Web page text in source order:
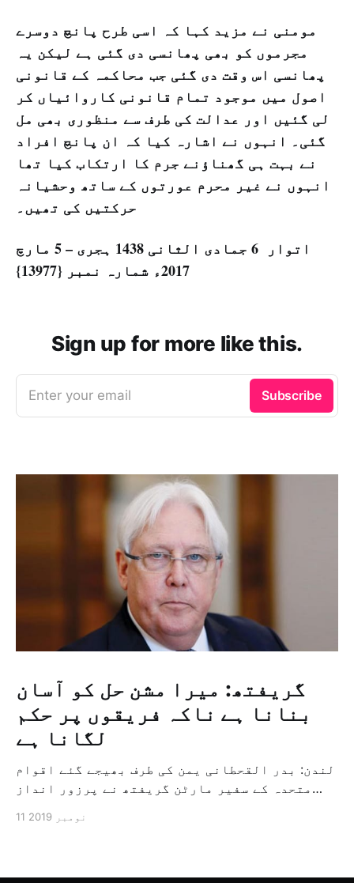
مومنی نے مزید کہا کہ اسی طرح پانچ دوسرے
مجرموں کو بھی پھانسی دی گئی ہے لیکن یہ
پھانسی اس وقت دی گئی جب محاکمہ کے قانونی
اصول میں موجود تمام قانونی کاروائیاں کر
لی گئیں اور عدالت کی طرف سے منظوری بھی مل
گئی۔ انہوں نے اشارہ کیا کہ ان پانچ افراد
نے بہت ہی گھناؤنے جرم کا ارتکاب کیا تھا
انہوں نے غیر محرم عورتوں کے ساتھ وحشیانہ
حرکتیں کی تھیں۔
اتوار 6 جمادی الثانی 1438 ہجری – 5 مارچ
2017ء شمارہ نمبر {13977}
Sign up for more like this.
Enter your email Subscribe
گریفتھ: میرا مشن حل کو آسان
بنانا ہے ناکہ فریقوں پر حکم
لگانا ہے
لندن: بدر القحطانی یمن کی طرف بھیجے گئے اقوام
متحدہ کے سفیر مارٹن گریفتھ نے پرزور انداز
ثالثی اور اس کشمکش کی حدبندی کرنے کے لئے ایک
11 نومبر 2019